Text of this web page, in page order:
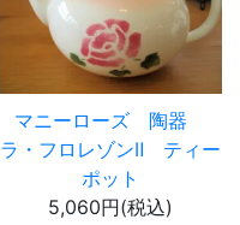
マニーローズ 陶器
ラ・フロレゾンⅡ ティー
ポット
5,060円(税込)